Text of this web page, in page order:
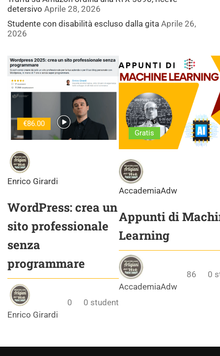
detersivo Aprile 28, 2026
Studente con disabilità escluso dalla gita Aprile 26,
2026
€86.00
Enrico Girardi
WordPress: crea un
sito professionale
senza
programmare
Enrico Girardi
0 0 student
Gratis
AccademiaAdw
Appunti di
Learning
AccademiaAdw
86 0